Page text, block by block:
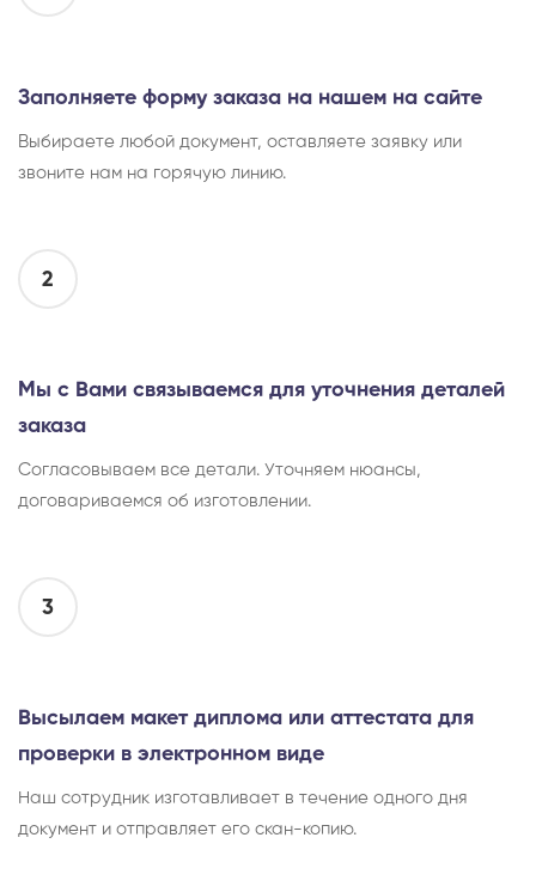
Заполняете форму заказа на нашем на сайте
Выбираете любой документ, оставляете заявку или
звоните нам на горячую линию.
2
Мы с Вами связываемся для уточнения деталей
заказа
Согласовываем все детали. Уточняем нюансы,
договариваемся об изготовлении.
3
Высылаем макет диплома или аттестата для
проверки в электронном виде
Наш сотрудник изготавливает в течение одного дня
документ и отправляет его скан-копию.